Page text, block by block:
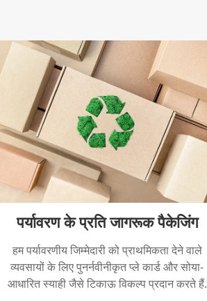
पर्यावरण के प्रति जागरूक पैकेजिंग
हम पर्यावरणीय जिम्मेदारी को प्राथमिकता देने वाले
व्यवसायों के लिए पुनर्नवीनीकृत प्ले कार्ड और सोया-
आधारित स्याही जैसे टिकाऊ विकल्प प्रदान करते हैं.